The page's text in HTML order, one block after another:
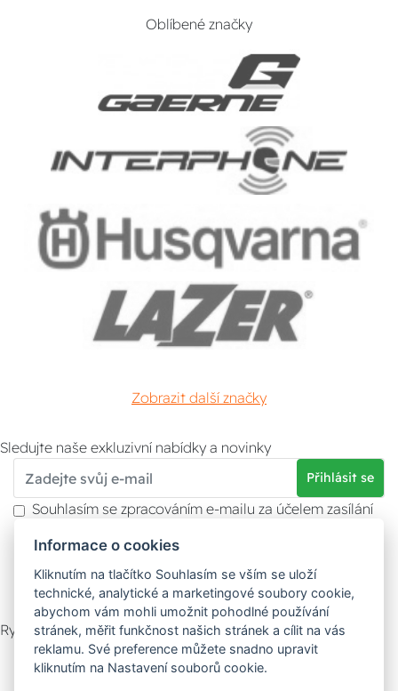
Oblíbené značky
Zobrazit další značky
Sledujte naše exkluzivní nabídky a novinky
Přihlásit se
Souhlasím se zpracováním e-mailu za účelem zasílání
Více informací naleznete v
údajů . Souhlas můžete kdykoliv odvolat.
Rychlý kontakt
Zákaznický servis Vyzvednutí zboží
Informace o cookies
Kliknutím na tlačítko Souhlasím se vším se uloží
technické, analytické a marketingové soubory cookie,
abychom vám mohli umožnit pohodlné používání
stránek, měřit funkčnost našich stránek a cílit na vás
reklamu. Své preference můžete snadno upravit
kliknutím na Nastavení souborů cookie.